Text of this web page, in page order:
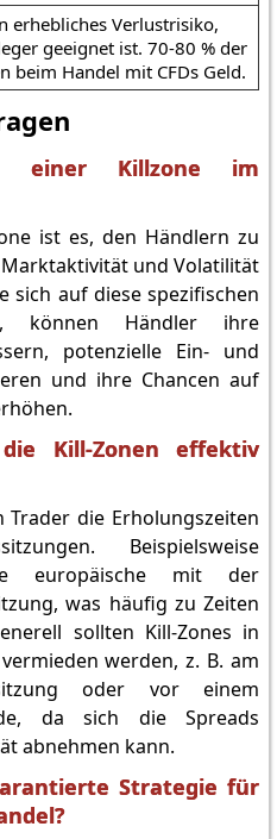
erhebliches Verlustrisiko,
geeignet ist. 70-80 % der
beim Handel mit CFDs Geld.
Killzone im
ist es, den Händlern zu
und Volatilität
sich auf diese spezifischen
können Händler ihre
potenzielle Ein- und
und ihre Chancen auf
Kill-Zonen effektiv
Trader die Erholungszeiten
Beispielsweise
europäische mit der
was häufig zu Zeiten
sollten Kill-Zones in
werden, z. B. am
oder vor einem
da sich die Spreads
abnehmen kann.
Strategie für